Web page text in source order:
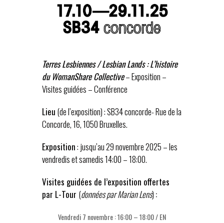
Terres Lesbiennes / Lesbian Lands : L’histoire
du WomanShare Collective– Exposition –
Visites guidées – Conférence
Lieu (de l’exposition) : SB34 concorde- Rue de la
Concorde, 16, 1050 Bruxelles.
Exposition: jusqu’au 29 novembre 2025 – les
vendredis et samedis 14:00 – 18:00.
Visites guidées de l’exposition offertes
par L-Tour (données par Marian Lens) :
Vendredi 7 novembre : 16:00 – 18:00 / EN